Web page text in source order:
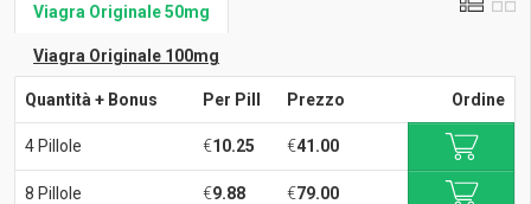
Viagra Originale 50mg
Viagra Originale 100mg
Quantità + Bonus Per Pill Prezzo Ordine
4 Pillole €10.25 €41.00
8 Pillole €9.88 €79.00